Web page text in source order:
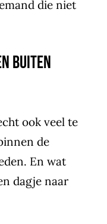
die niet
buiten
ook veel te
de
En wat
dagje naar